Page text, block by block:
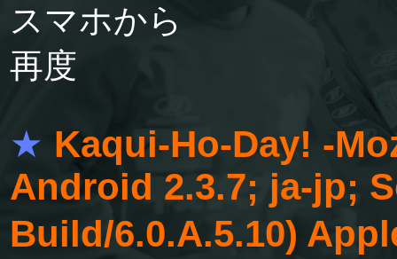
スマホから
再度
★ Kaqui-Ho-Day! -
Android 2.3.7; ja-jp;
Build/6.0.A.5.10)